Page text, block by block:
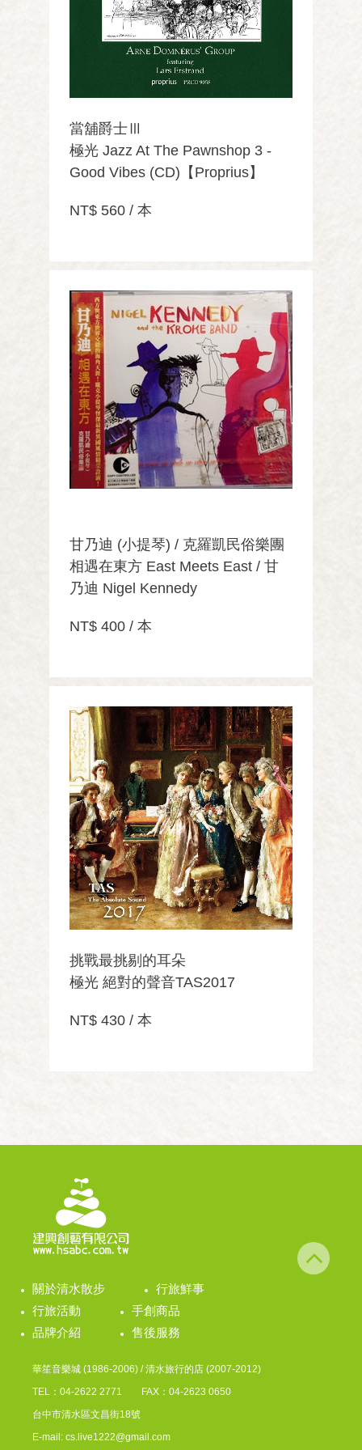
當舖爵士Ⅲ
極光 Jazz At The Pawnshop 3 -
Good Vibes (CD)【Proprius】
NT$ 560 / 本
甘乃迪 (小提琴) / 克羅凱民俗樂團
相遇在東方 East Meets East / 甘
乃迪 Nigel Kennedy
NT$ 400 / 本
挑戰最挑剔的耳朵
極光 絕對的聲音TAS2017
NT$ 430 / 本
關於清水散步
行旅鮮事
行旅活動
手創商品
品牌介紹
售後服務
華笙音樂城 (1986-2006) / 清水旅行的店 (2007-2012)
TEL：04-2622 2771 FAX：04-2623 0650
台中市清水區文昌街18號
E-mail: cs.live1222@gmail.com